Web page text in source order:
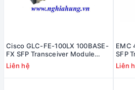
Cisco GLC-FE-100LX 100BASE-
FX SFP Transceiver Module
#GLC-FE-100LX
Liên hệ
EMC
SFP
Liên